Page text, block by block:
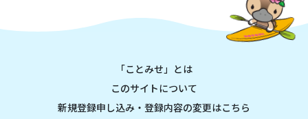
「ことみせ」とは
このサイトについて
新規登録申し込み・登録内容の変更はこちら